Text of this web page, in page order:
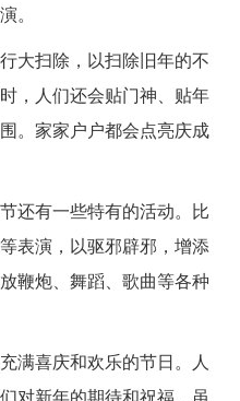
。
大扫除，以扫除旧年的不
，人们还会贴门神、贴年
。家家户户都会点亮庆成
还有一些特有的活动。比
表演，以驱邪辟邪，增添
鞭炮、舞蹈、歌曲等各种
满喜庆和欢乐的节日。人